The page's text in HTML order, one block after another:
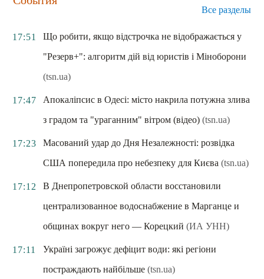
Все разделы
17:51
Що робити, якщо відстрочка не відображається у
"Резерв+": алгоритм дій від юристів і Міноборони
(tsn.ua)
17:47
Апокаліпсис в Одесі: місто накрила потужна злива
з градом та "ураганним" вітром (відео) (tsn.ua)
17:23
Масований удар до Дня Незалежності: розвідка
США попередила про небезпеку для Києва (tsn.ua)
17:12
В Днепропетровской области восстановили
централизованное водоснабжение в Марганце и
общинах вокруг него — Корецкий (ИА УНН)
17:11
Україні загрожує дефіцит води: які регіони
постраждають найбільше (tsn.ua)